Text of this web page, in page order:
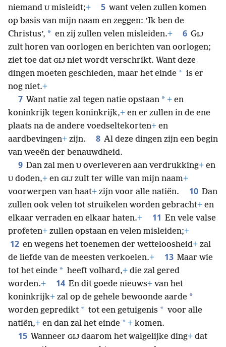
niemand U misleidt;+ 5 want velen zullen komen
op basis van mijn naam en zeggen: ’Ik ben de
Christus’, * en zij zullen velen misleiden.+ 6 GIJ
zult horen van oorlogen en berichten van oorlogen;
ziet toe dat GIJ niet wordt verschrikt. Want deze
dingen moeten geschieden, maar het einde * is er
nog niet.+
7 Want natie zal tegen natie opstaan * + en
koninkrijk tegen koninkrijk,+ en er zullen in de ene
plaats na de andere voedseltekorten+ en
aardbevingen+ zijn. 8 Al deze dingen zijn een begin
van weeën der benauwdheid.
9 Dan zal men U overleveren aan verdrukking+ en
U doden,+ en GIJ zult ter wille van mijn naam+
voorwerpen van haat+ zijn voor alle natiën. 10 Dan
zullen ook velen tot struikelen worden gebracht+ en
elkaar verraden en elkaar haten.+ 11 En vele valse
profeten+ zullen opstaan en velen misleiden;+
12 en wegens het toenemen der wetteloosheid+ zal
de liefde van de meesten verkoelen.+ 13 Maar wie
tot het einde * heeft volhard,+ die zal gered
worden.+ 14 En dit goede nieuws+ van het
koninkrijk+ zal op de gehele bewoonde aarde *
worden gepredikt * tot een getuigenis * voor alle
natiën,+ en dan zal het einde * + komen.
15 Wanneer GIJ daarom het walgelijke ding+ dat